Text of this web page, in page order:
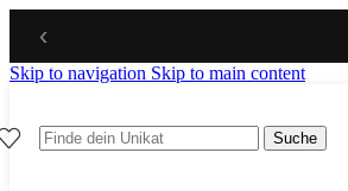
‹
Skip to navigation Skip to main content
Suche